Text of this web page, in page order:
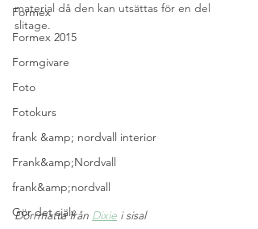
Formex
Formex 2015
Formgivare
Foto
Fotokurs
frank &amp; nordvall interior
Frank&amp;Nordvall
frank&amp;nordvall
Gör det själv
material då den kan utsättas för en del
slitage.
Dörrmatta från Dixie i sisal